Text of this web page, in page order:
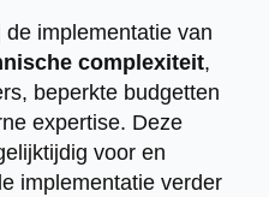
implementatie van
complexiteit,
beperkte budgetten
expertise. Deze
voor en
implementatie verder